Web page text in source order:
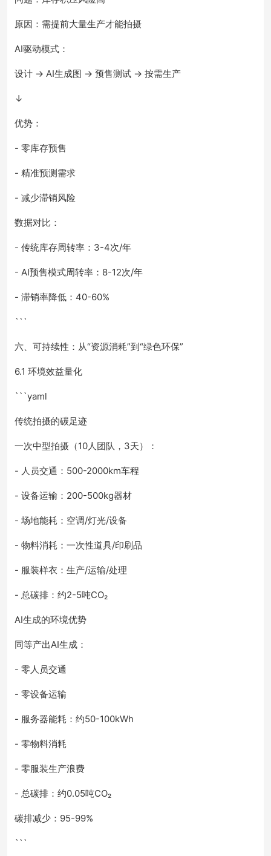
原因：需提前大量生产才能拍摄
AI驱动模式：
设计 → AI生成图 → 预售测试 → 按需生产
↓
优势：
- 零库存预售
- 精准预测需求
- 减少滞销风险
数据对比：
- 传统库存周转率：3-4次/年
- AI预售模式周转率：8-12次/年
- 滞销率降低：40-60%
```
六、可持续性：从“资源消耗”到“绿色环保”
6.1 环境效益量化
```yaml
传统拍摄的碳足迹
一次中型拍摄（10人团队，3天）：
- 人员交通：500-2000km车程
- 设备运输：200-500kg器材
- 场地能耗：空调/灯光/设备
- 物料消耗：一次性道具/印刷品
- 服装样衣：生产/运输/处理
- 总碳排：约2-5吨CO₂
AI生成的环境优势
同等产出AI生成：
- 零人员交通
- 零设备运输
- 服务器能耗：约50-100kWh
- 零物料消耗
- 零服装生产浪费
- 总碳排：约0.05吨CO₂
碳排减少：95-99%
```